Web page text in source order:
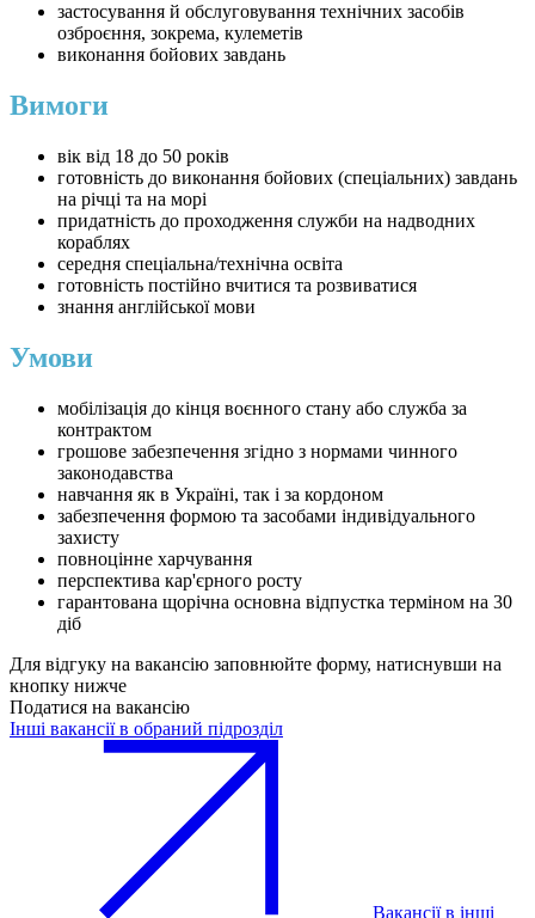
застосування й обслуговування технічних засобів
озброєння, зокрема, кулеметів
виконання бойових завдань
Вимоги
вік від 18 до 50 років
готовність до виконання бойових (спеціальних) завдань
на річці та на морі
придатність до проходження служби на надводних
кораблях
середня спеціальна/технічна освіта
готовність постійно вчитися та розвиватися
знання англійської мови
Умови
мобілізація до кінця воєнного стану або служба за
контрактом
грошове забезпечення згідно з нормами чинного
законодавства
навчання як в Україні, так і за кордоном
забезпечення формою та засобами індивідуального
захисту
повноцінне харчування
перспектива кар'єрного росту
гарантована щорічна основна відпустка терміном на 30
діб
Для відгуку на вакансію заповнюйте форму, натиснувши на
кнопку нижче
Податися на вакансію
Інші вакансії в обраний підрозділ
Вакансії в інші